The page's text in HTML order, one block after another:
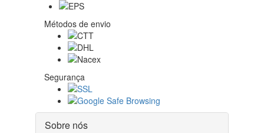
Métodos de envio
Segurança
Sobre nós